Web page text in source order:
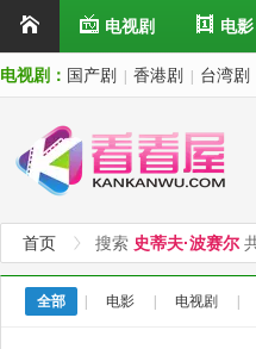
电视剧 电影
电视剧： 国产剧 香港剧 台湾剧
首页 搜索 史蒂夫·波赛尔
全部 电影 电视剧